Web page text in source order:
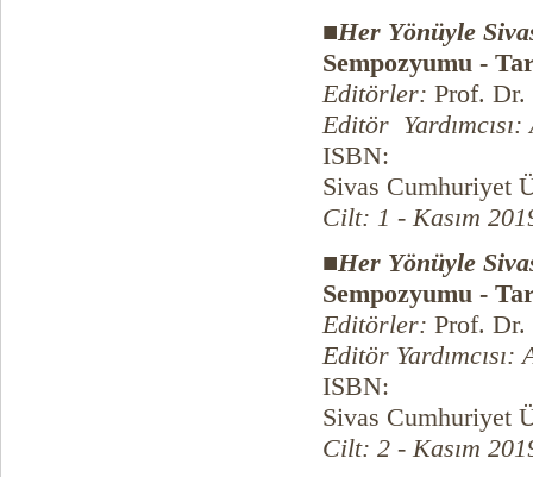
■Her Yönüyle
Sempozyumu -
Editörler: Prof. Dr.
Editör
ISBN:
Sivas Cumhuriyet
Cilt: 1 - Kasım
■Her Yönüyle
Sempozyumu -
Editörler: Prof. Dr.
Editör
ISBN:
Sivas Cumhuriyet
Cilt: 2 - Kasım